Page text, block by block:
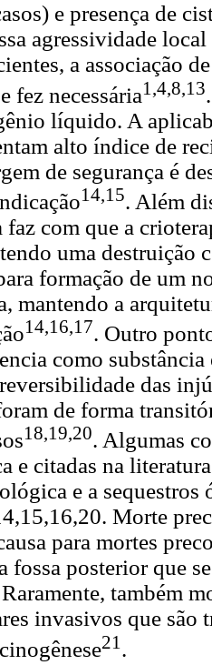
e presença de
agressividade local
a associação
fez necessária1,4,8,13
líquido. A
alto índice de
de segurança é
14,15. Além
com que a
uma destruição
formação de um
mantendo a
14,16,17. Outro
como
das
de forma
18,19,20. Algumas
e citadas na
e a sequestros
Morte
para mortes
fossa posterior que
também
invasivos que são
21 .